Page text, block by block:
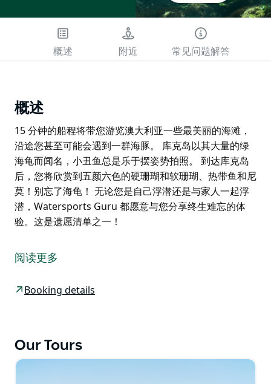
概述 附近 常见问题解答
概述
15 分钟的船程将带您游览澳大利亚一些最美丽的海滩，
沿途您甚至可能会遇到一群海豚。 库克岛以其大量的绿
海龟而闻名，小丑鱼总是乐于摆姿势拍照。 到达库克岛
后，您将欣赏到五颜六色的硬珊瑚和软珊瑚、热带鱼和尼
莫！别忘了海龟！ 无论您是自己浮潜还是与家人一起浮
潜，Watersports Guru 都愿意与您分享终生难忘的体
验。这是遗愿清单之一！
沿途您甚至可能会遇到一群海豚。
拍照。
无论您是自己浮潜还是与家人一起浮潜，Watersports
Guru 都愿意与您分享终生难忘的体验。这是遗愿清单之
阅读更多
Booking details
Our Tours